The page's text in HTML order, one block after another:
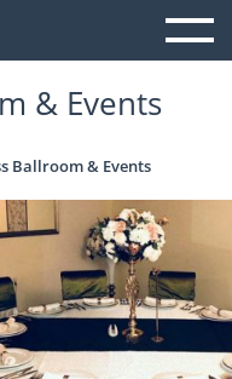
& Events
Ballroom & Events